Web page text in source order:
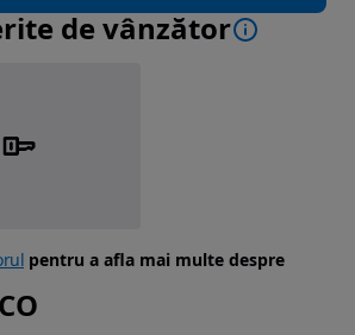
de vânzător
pentru a afla mai multe despre